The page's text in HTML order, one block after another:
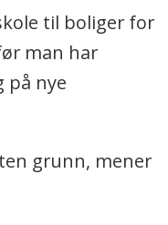
til boliger for
man har
på nye
grunn, mener